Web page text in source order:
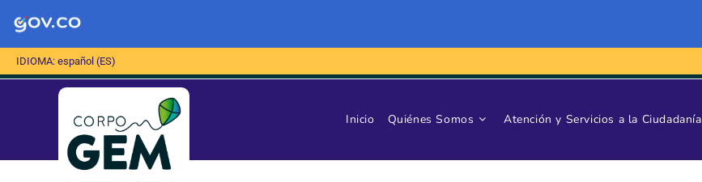
IDIOMA: español (ES)
Inicio Quiénes Somos Atención y Servicios a la Ciudadanía